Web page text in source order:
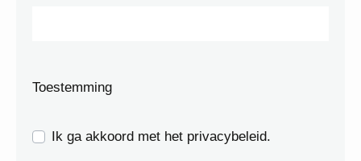
Toestemming
Ik ga akkoord met het privacybeleid.